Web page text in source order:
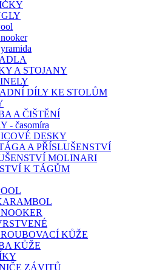
A STOJANY
DÍLY KE STOLŮM
A ČIŠTĚNÍ
- časomíra
DESKY
A PŘÍSLUŠENSTVÍ
MOLINARI
K TÁGŮM
KŮŽE
KŮŽE
ZÁVITŮ